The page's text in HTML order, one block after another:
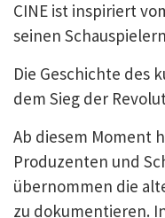
CINE ist inspiriert
seinen
Die Geschichte des
dem Sieg der
Ab diesem Moment
Produzenten und
übernommen die
zu dokumentieren.